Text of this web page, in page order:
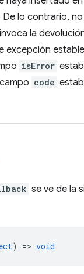
lo contrario, no
la
excepción
isError
code
se ve de la
) => void